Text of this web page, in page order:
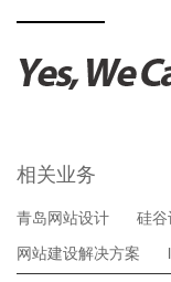
相关业务
青岛网站设计 硅谷
网站建设解决方案